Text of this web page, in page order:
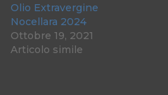
Olio Extravergine
Nocellara 2024
Ottobre 19, 2021
Articolo simile